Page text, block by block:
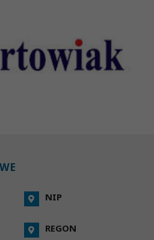
NIP
REGON